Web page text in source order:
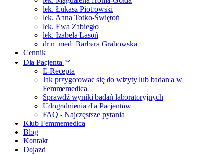
lek. Łukasz Piotrowski
lek. Anna Totko-Świętoń
lek. Ewa Zabiegło
lek. Izabela Lasoń
dr n. med. Barbara Grabowska
Cennik
Dla Pacjenta
E-Recepta
Jak przygotować się do wizyty lub badania w
Femmemedica
Sprawdź wyniki badań laboratoryjnych
Udogodnienia dla Pacjentów
FAQ - Najczęstsze pytania
Klub Femmemedica
Blog
Kontakt
Dojazd